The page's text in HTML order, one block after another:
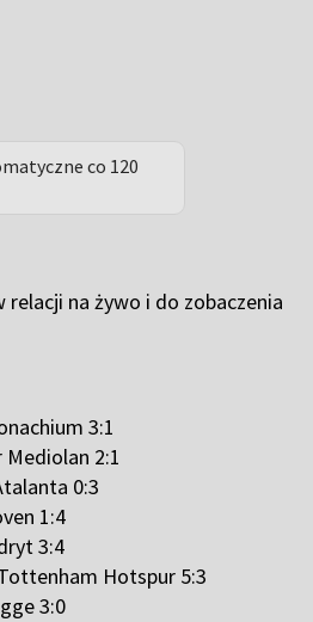
co 120
relacji na żywo i do zobaczenia
3:1
2:1
0:3
1:4
3:4
Hotspur 5:3
3:0